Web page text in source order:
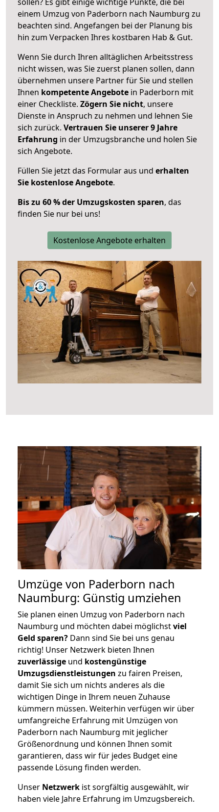
einem Umzug von Paderborn nach Naumburg zu
beachten sind. Angefangen bei der Planung bis
hin zum Verpacken Ihres kostbaren Hab & Gut.
Wenn Sie durch Ihren alltäglichen Arbeitsstress
nicht wissen, was Sie zuerst planen sollen, dann
übernehmen unsere Partner für Sie und stellen
Ihnen kompetente Angebote in Paderborn mit
einer Checkliste. Zögern Sie nicht, unsere
Dienste in Anspruch zu nehmen und lehnen Sie
sich zurück. Vertrauen Sie unserer 9 Jahre
Erfahrung in der Umzugsbranche und holen Sie
sich Angebote.
Füllen Sie jetzt das Formular aus und erhalten
Sie kostenlose Angebote.
Bis zu 60 % der Umzugskosten sparen, das
finden Sie nur bei uns!
Kostenlose Angebote erhalten
Umzüge von Paderborn nach
Naumburg: Günstig umziehen
Sie planen einen Umzug von Paderborn nach
Naumburg und möchten dabei möglichstviel
Geld sparen? Dann sind Sie bei uns genau
richtig! Unser Netzwerk bieten Ihnen
zuverlässige und kostengünstige
Umzugsdienstleistungen zu fairen Preisen,
damit Sie sich um nichts anderes als die
wichtigen Dinge in Ihrem neuen Zuhause
kümmern müssen. Weiterhin verfügen wir über
umfangreiche Erfahrung mit Umzügen von
Paderborn nach Naumburg mit jeglicher
Größenordnung und können Ihnen somit
garantieren, dass wir für jedes Budget eine
passende Lösung finden werden.
Unser Netzwerk ist sorgfältig ausgewählt, wir
haben viele Jahre Erfahrung im Umzugsbereich.